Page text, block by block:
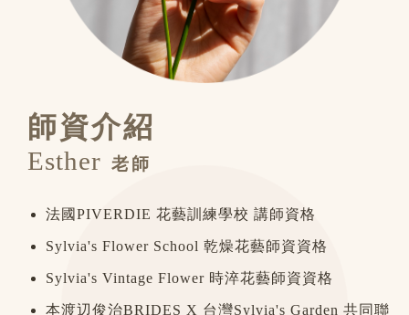
師資介紹
Esther 老師
法國PIVERDIE 花藝訓練學校 講師資格
Sylvia's Flower School 乾燥花藝師資資格
Sylvia's Vintage Flower 時淬花藝師資資格
本渡辺俊治BRIDES X 台灣Sylvia's Garden 共同聯